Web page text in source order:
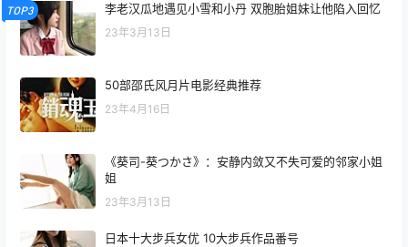
TOP3 李老汉瓜地遇见小雪和小丹 双胞胎姐妹让他陷入回忆
23年3月13日
50部邵氏风月片电影经典推荐
23年4月16日
《葵司-葵つかさ》：安静内敛又不失可爱的邻家小姐
姐
23年3月13日
日本十大步兵女优 10大步兵作品番号